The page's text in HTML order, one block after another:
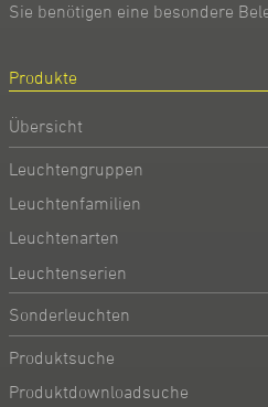
Sie benötigen eine besondere
Produkte
Übersicht
Leuchtengruppen
Leuchtenfamilien
Leuchtenarten
Leuchtenserien
Sonderleuchten
Produktsuche
Produktdownloadsuche